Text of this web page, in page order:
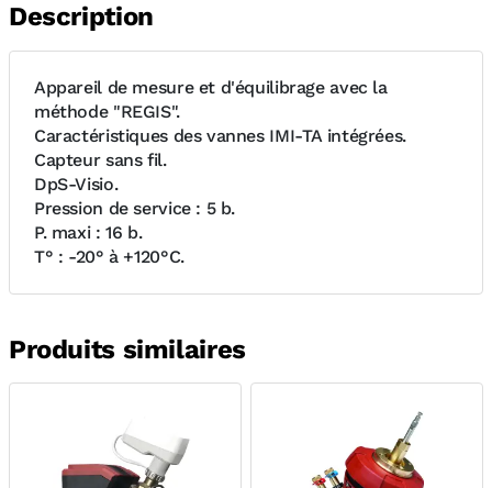
Description
Appareil de mesure et d'équilibrage avec la
méthode "REGIS".
Caractéristiques des vannes IMI-TA intégrées.
Capteur sans fil.
DpS-Visio.
Pression de service : 5 b.
P. maxi : 16 b.
T° : -20° à +120°C.
Produits similaires